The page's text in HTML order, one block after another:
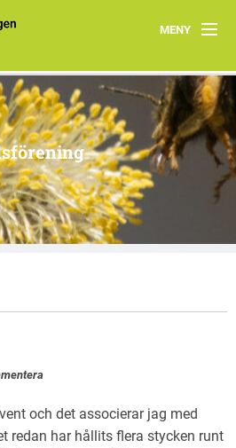
MENY
Hem
Om oss
Aktuella händelser
Tidigare aktiviteter
Naturtips i Avesta
och det associerar jag med
redan har hållits flera stycken runt